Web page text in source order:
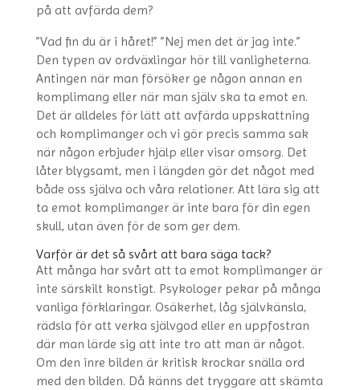
på att avfärda dem?
”Vad fin du är i håret!” ”Nej men det är jag inte.”
Den typen av ordväxlingar hör till vanligheterna.
Antingen när man försöker ge någon annan en
komplimang eller när man själv ska ta emot en.
Det är alldeles för lätt att avfärda uppskattning
och komplimanger och vi gör precis samma sak
när någon erbjuder hjälp eller visar omsorg. Det
låter blygsamt, men i längden gör det något med
både oss själva och våra relationer. Att lära sig att
ta emot komplimanger är inte bara för din egen
skull, utan även för de som ger dem.
Varför är det så svårt att bara säga tack?
Att många har svårt att ta emot komplimanger är
inte särskilt konstigt. Psykologer pekar på många
vanliga förklaringar. Osäkerhet, låg självkänsla,
rädsla för att verka självgod eller en uppfostran
där man lärde sig att inte tro att man är något.
Om den inre bilden är kritisk krockar snälla ord
med den bilden. Då känns det tryggare att skämta